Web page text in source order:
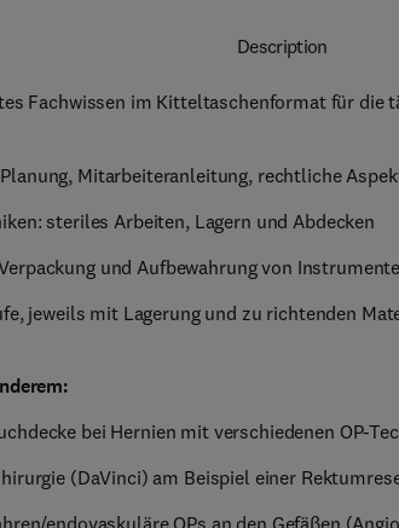
Description
Fachwissen im Kitteltaschenformat für die
Mitarbeiteranleitung, rechtliche
steriles Arbeiten, Lagern und Abdecken
und Aufbewahrung von
jeweils mit Lagerung und zu richtenden
bei Hernien mit verschiedenen OP-
(DaVinci) am Beispiel einer
endovaskuläre OPs an den Gefäßen